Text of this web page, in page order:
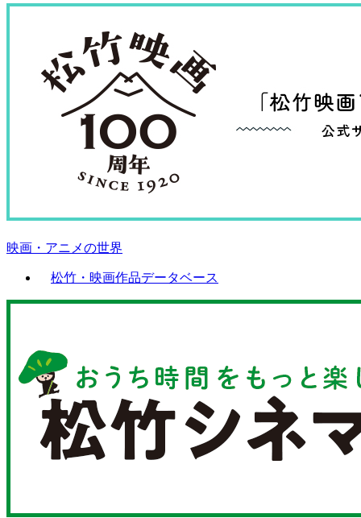
映画・アニメの世界
松竹・映画作品データベース